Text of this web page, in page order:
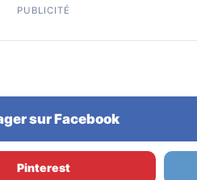
PUBLICITÉ
sur Facebook
Pinterest